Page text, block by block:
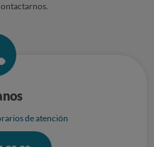
de atención